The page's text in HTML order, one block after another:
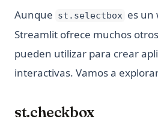
Aunque st.selectbox es un
Streamlit ofrece muchos
pueden utilizar para crear
interactivas. Vamos a
st.checkbox